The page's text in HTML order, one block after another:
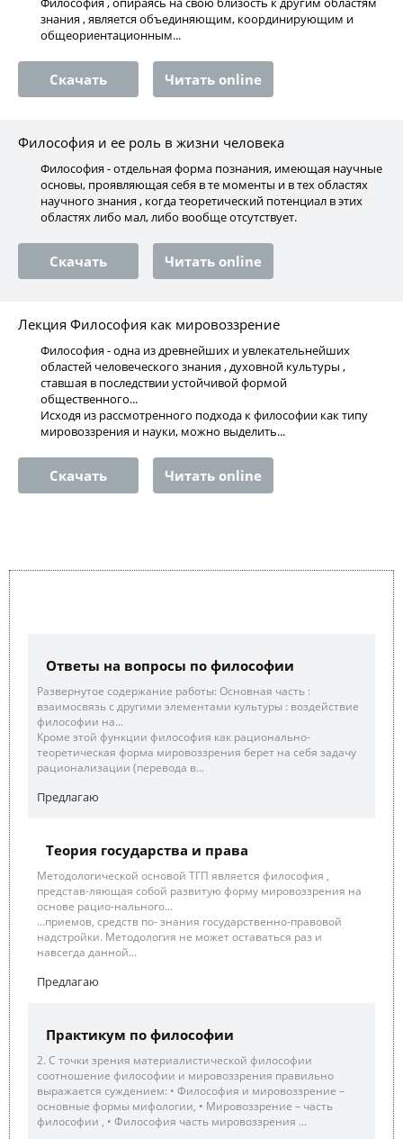
знания , является объединяющим, координирующим и
общеориентационным...
Скачать Читать online
Философия и ее роль в жизни человека
Философия - отдельная форма познания, имеющая научные
основы, проявляющая себя в те моменты и в тех областях
научного знания , когда теоретический потенциал в этих
областях либо мал, либо вообще отсутствует.
Скачать Читать online
Лекция Философия как мировоззрение
Философия - одна из древнейших и увлекательнейших
областей человеческого знания , духовной культуры ,
ставшая в последствии устойчивой формой
общественного...
Исходя из рассмотренного подхода к философии как типу
мировоззрения и науки, можно выделить...
Скачать Читать online
Ответы на вопросы по философии
Развернутое содержание работы: Основная часть :
взаимосвязь с другими элементами культуры : воздействие
философии на...
Кроме этой функции философия как рационально-
теоретическая форма мировоззрения берет на себя задачу
рационализации (перевода в...
Предлагаю
Теория государства и права
Методологической основой ТГП является философия ,
представ-ляющая собой развитую форму мировоззрения на
основе рацио-нального...
...приемов, средств по- знания государственно-правовой
надстройки. Методология не может оставаться раз и
навсегда данной...
Предлагаю
Практикум по философии
2. С точки зрения материалистической философии
соотношение философии и мировоззрения правильно
выражается суждением: • Философия и мировоззрение –
основные формы мифологии, • Мировоззрение – часть
философии , • Философия часть мировоззрения ...